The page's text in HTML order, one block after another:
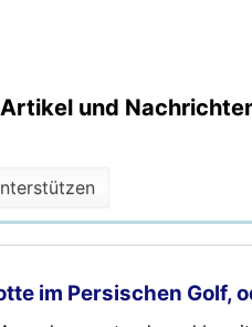
und
im Persischen Golf,